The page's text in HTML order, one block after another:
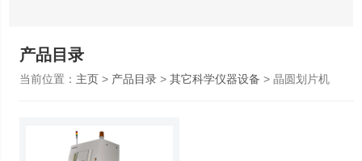
产品目录
当前位置： 主页> 产品目录> 其它科学仪器设备 > 晶圆划片机